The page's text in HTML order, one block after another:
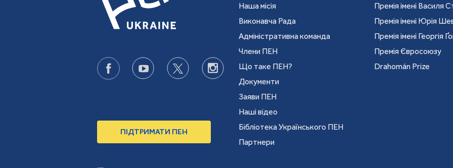
ПІДТРИМАТИ ПЕН
Наша місія
Виконавча Рада
Адміністративна команда
Члени ПЕН
Що таке ПЕН?
Документи
Заяви ПЕН
Наші відео
Бібліотека Українського ПЕН
Партнери
Премія імені Василя
Премія імені Юрія
Премія імені Георгія
Премія Євросоюзу
Drahomán Prize